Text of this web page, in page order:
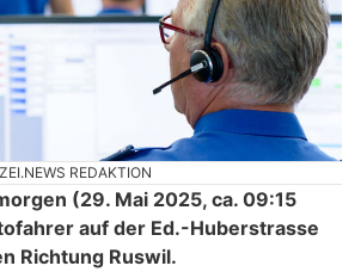
REDAKTION
(29. Mai 2025, ca. 09:15
auf der Ed.-Huberstrasse
Richtung Ruswil.